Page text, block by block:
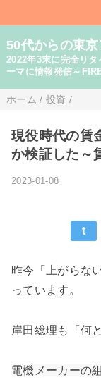
50代からの東
2022年3末に完全リ
ーマに情報発信～
ホーム / 投資 /
現役時代の賃
か検証した～
2023-01-08
t
昨今「上がらな
っています。
岸田総理も「何
電機メーカーの